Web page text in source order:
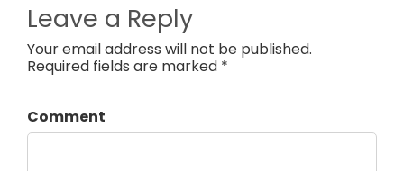
Leave a Reply
Your email address will not be published.
Required fields are marked *
Comment